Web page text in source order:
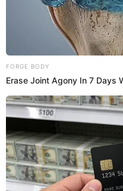
Estefani Hoyos
@
elpopular.pe
08 Oct 2024 | 17:40 h